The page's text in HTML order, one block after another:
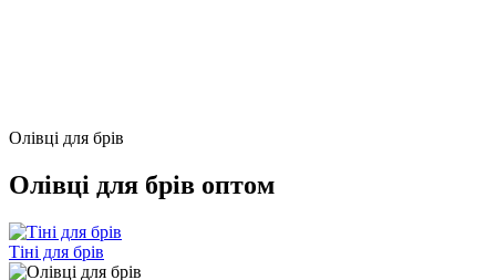
Олівці для брів
Олівці для брів оптом
Тіні для брів